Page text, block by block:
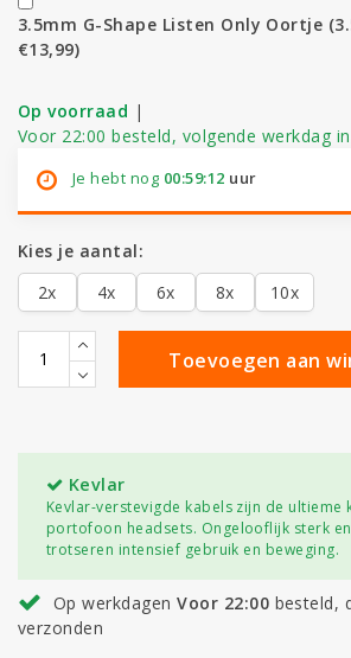
3.5mm G-Shape Listen Only Oortje
€13,99)
Op voorraad |
Voor 22:00 besteld, volgende werkdag
Je hebt nog 00:59:11 uur
Kies je aantal:
2x
4x 6x 8x 10x
Toevoegen aan
Kevlar
Kevlar-verstevigde kabels zijn de ultieme
portofoon headsets. Ongelooflijk sterk
trotseren intensief gebruik en beweging.
Op werkdagenVoor 22:00 besteld,
verzonden